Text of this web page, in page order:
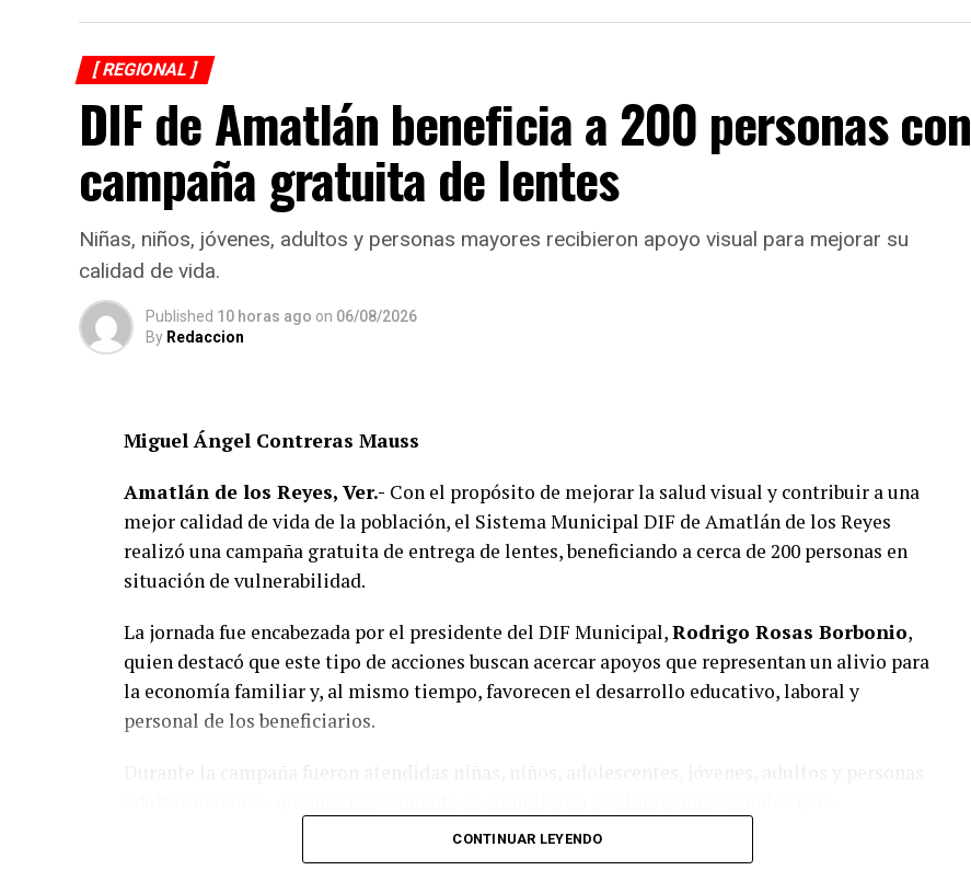
[ REGIONAL ]
DIF de Amatlán beneficia a 200 personas con
campaña gratuita de lentes
Niñas, niños, jóvenes, adultos y personas mayores recibieron apoyo visual para mejorar su
calidad de vida.
Published 10 horas ago on 06/08/2026
By Redaccion
Miguel Ángel Contreras Mauss
Amatlán de los Reyes, Ver.- Con el propósito de mejorar la salud visual y contribuir a una
mejor calidad de vida de la población, el Sistema Municipal DIF de Amatlán de los Reyes
realizó una campaña gratuita de entrega de lentes, beneficiando a cerca de 200 personas en
situación de vulnerabilidad.
La jornada fue encabezada por el presidente del DIF Municipal,Rodrigo Rosas Borbonio,
quien destacó que este tipo de acciones buscan acercar apoyos que representan un alivio para
la economía familiar y, al mismo tiempo, favorecen el desarrollo educativo, laboral y
personal de los beneficiarios.
determinar la graduación adecuada y recibir lentes acordes a sus necesidades.
CONTINUAR LEYENDO